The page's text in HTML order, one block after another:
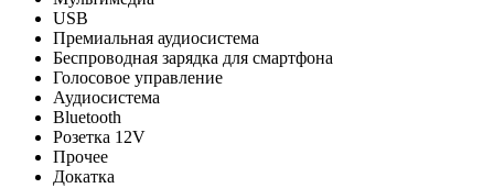
USB
Премиальная аудиосистема
Беспроводная зарядка для смартфона
Голосовое управление
Аудиосистема
Bluetooth
Розетка 12V
Прочее
Докатка